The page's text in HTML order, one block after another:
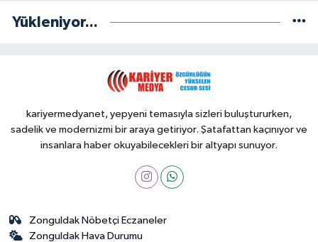
Yükleniyor...
kariyermedyanet, yepyeni temasıyla sizleri buluştururken,
sadelik ve modernizmi bir araya getiriyor. Şatafattan kaçınıyor ve
insanlara haber okuyabilecekleri bir altyapı sunuyor.
Zonguldak Nöbetçi Eczaneler
Zonguldak Hava Durumu